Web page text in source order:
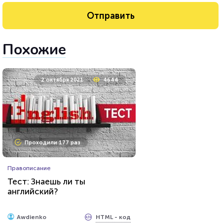
Похожие
2 октября 2021 4644
Проходили 177 раз
Правописание
Тест: Знаешь ли ты
английский?
Awdienko HTML - код